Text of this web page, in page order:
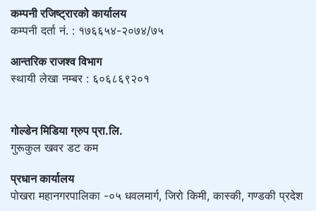
कम्पनी रजिष्ट्रारको कार्यालय
कम्पनी दर्ता नं. : १७६६५४-२०७४/७५
आन्तरिक राजश्व विभाग
स्थायी लेखा नम्बर : ६०६८६९२०१
गोल्डेन मिडिया ग्रुप प्रा.लि.
गुरूकुल खवर डट कम
प्रधान कार्यालय
पोखरा महानगरपालिका -०५ धवलमार्ग, जिरो किमी, कास्की, गण्डकी प्रदेश